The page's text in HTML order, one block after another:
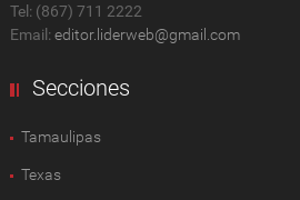
Tel: (867) 711 2222
Email: editor.liderweb@gmail.com
Secciones
Tamaulipas
Texas